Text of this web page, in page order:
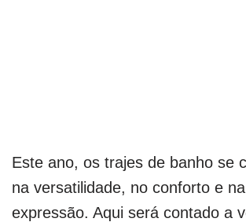
Este ano, os trajes de banho se
na versatilidade, no conforto e
expressão. Aqui será contado a